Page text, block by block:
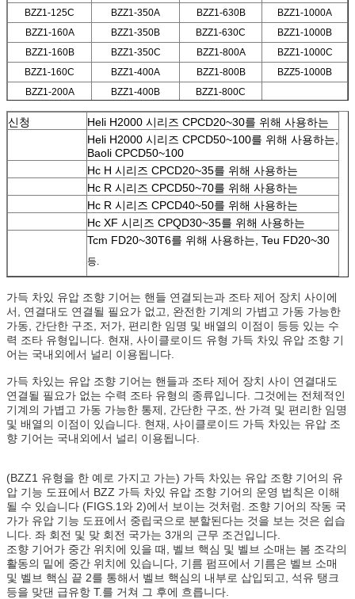
BZZ1-125C
BZZ1-350A BZZ1-630B
BZZ1-1000A
BZZ1-160A
BZZ1-350B BZZ1-630C
BZZ1-1000B
BZZ1-160B
BZZ1-350C BZZ1-800A
BZZ1-1000C
BZZ1-160C
BZZ1-400A BZZ1-800B
BZZ5-1000B
BZZ1-200A
BZZ1-400B BZZ1-800C
신청
Heli H2000 시리즈 CPCD20~30를 위해 사용하는
Heli H2000 시리즈 CPCD50~100를 위해 사용하는,
Baoli CPCD50~100
Hc H 시리즈 CPCD20~35를 위해 사용하는
Hc R 시리즈 CPCD50~70를 위해 사용하는
Hc R 시리즈 CPCD40~50를 위해 사용하는
Hc XF 시리즈 CPQD30~35를 위해 사용하는
Tcm FD20~30T6를 위해 사용하는, Teu FD20~30
등.
가득 차있 유압 조향 기어는 핸들 연결되는과 조타 제어 장치 사이에
서, 연결대도 연결될 필요가 없고, 완전한 기계의 가볍고 가동 가능한
가동, 간단한 구조, 저가, 편리한 임명 및 배열의 이점이 등등 있는 수
력 조타 유형입니다. 현재, 사이클로이드 유형 가득 차있 유압 조향 기
어는 국내외에서 널리 이용됩니다.
가득 차있는 유압 조향 기어는 핸들과 조타 제어 장치 사이 연결대도
연결될 필요가 없는 수력 조타 유형의 종류입니다. 그것에는 전체적인
기계의 가볍고 가동 가능한 통제, 간단한 구조, 싼 가격 및 편리한 임명
및 배열의 이점이 있습니다. 현재, 사이클로이드 가득 차있는 유압 조
향 기어는 국내외에서 널리 이용됩니다.
(BZZ1 유형을 한 예로 가지고 가는) 가득 차있는 유압 조향 기어의 유
압 기능 도표에서 BZZ 가득 차있 유압 조향 기어의 운영 법칙은 이해
될 수 있습니다 (FIGS.1와 2)에서 보이는 것처럼. 조향 기어의 작동 국
가가 유압 기능 도표에서 중립국으로 분할된다는 것을 보는 것은 쉽습
니다. 좌 회전 및 맞 회전 국가는 3개의 근무 조건입니다.
조향 기어가 중간 위치에 있을 때, 벨브 핵심 및 벨브 소매는 봄 조각의
활동의 밑에 중간 위치에 있습니다, 기름 펌프에서 기름은 벨브 소매
및 벨브 핵심 끝 2를 통해서 벨브 핵심의 내부로 삽입되고, 석유 탱크
등을 맞댄 급유항 T.를 거쳐 그 후에 흐릅니다.